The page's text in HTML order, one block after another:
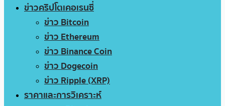
ข่าวคริปโตเคอเรนซี่
ข่าว Bitcoin
ข่าว Ethereum
ข่าว Binance Coin
ข่าว Dogecoin
ข่าว Ripple (XRP)
ราคาและการวิเคราะห์